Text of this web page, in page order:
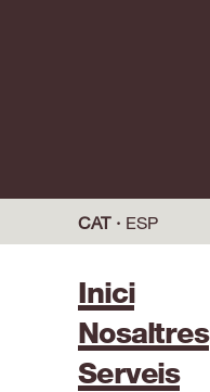
CAT ESP
Inici
Nosaltres
Serveis